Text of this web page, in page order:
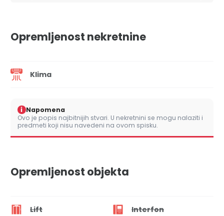
Opremljenost nekretnine
Klima
i Napomena
Ovo je popis najbitnijih stvari. U nekretnini se mogu nalaziti i
predmeti koji nisu navedeni na ovom spisku.
Opremljenost objekta
Lift Interfon